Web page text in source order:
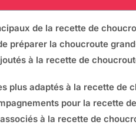
de la recette de
préparer la choucroute
à la recette de
plus adaptés à la recette de
pour la recette
à la recette de